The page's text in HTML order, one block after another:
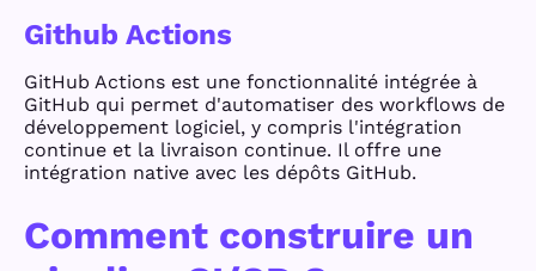
Github Actions
GitHub Actions est une fonctionnalité intégrée à
GitHub qui permet d'automatiser des workflows de
développement logiciel, y compris l'intégration
continue et la livraison continue. Il offre une
intégration native avec les dépôts GitHub.
Comment construire un